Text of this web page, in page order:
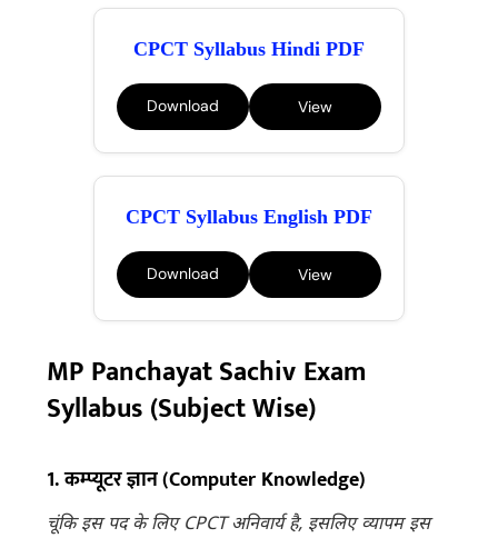
CPCT Syllabus Hindi PDF
Download View
CPCT Syllabus English PDF
Download View
MP Panchayat Sachiv Exam
Syllabus (Subject Wise)
1. कम्प्यूटर ज्ञान (Computer Knowledge)
चूंकि इस पद के लिए CPCT अनिवार्य है, इसलिए व्यापम इस